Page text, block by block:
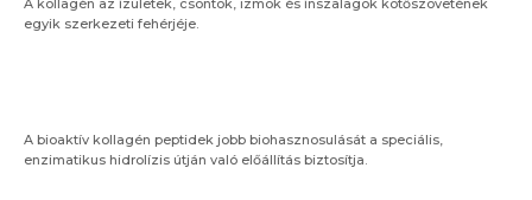
A kollagén az ízületek, csontok, izmok és ínszalagok kötőszövetének
egyik szerkezeti fehérjéje.
A bioaktív kollagén peptidek jobb biohasznosulását a speciális,
enzimatikus hidrolízis útján való előállítás biztosítja.